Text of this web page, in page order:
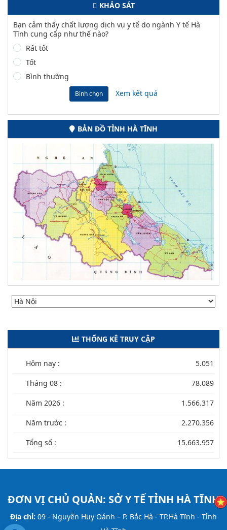
KHẢO SÁT
Bạn cảm thấy chất lượng dịch vụ y tế do ngành Y tế Hà
Tĩnh cung cấp như thế nào?
Rất tốt
Tốt
Bình thường
Bình chọn Xem kết quả
BẢN ĐỒ TỈNH HÀ TĨNH
THỐNG KÊ TRUY CẬP
Hôm nay : 5.051
Tháng 08 : 78.089
Năm 2026 : 1.566.317
Năm trước : 2.270.356
Tổng số : 15.663.957
ĐƠN VỊ CHỦ QUẢN: SỞ Y TẾ TỈNH HÀ TĨNH
Địa chỉ: 09 - Nguyễn Huy Oánh – P. Bắc Hà - TP.Hà Tĩnh - Tỉnh